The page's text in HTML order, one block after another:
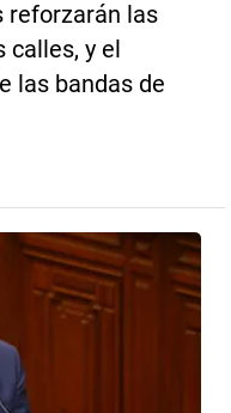
reforzarán las
y el
las bandas de